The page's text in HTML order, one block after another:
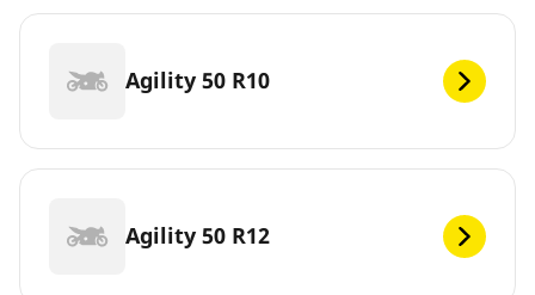
Agility 50 R10
Agility 50 R12